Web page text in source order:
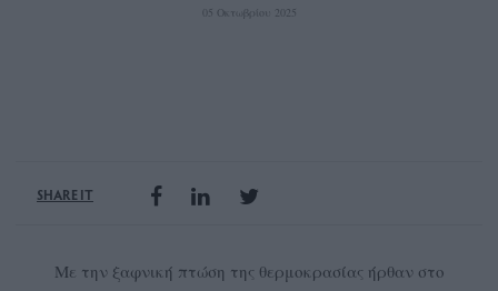
05 Οκτωβρίου 2025
SHARE IT
Με την ξαφνική πτώση της θερμοκρασίας ήρθαν στο